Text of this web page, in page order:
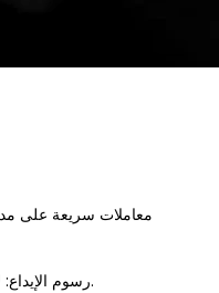
معاملات سريعة على
رسوم الإيداع: لا تفرض إكستريم ماركتس أي رسوم إيداع.